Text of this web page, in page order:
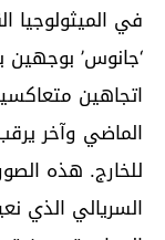
في الميثولوجيا
‘جانوس’
اتجاهين
الماضي وآخر
للخارج. هذه
السريالي الذي